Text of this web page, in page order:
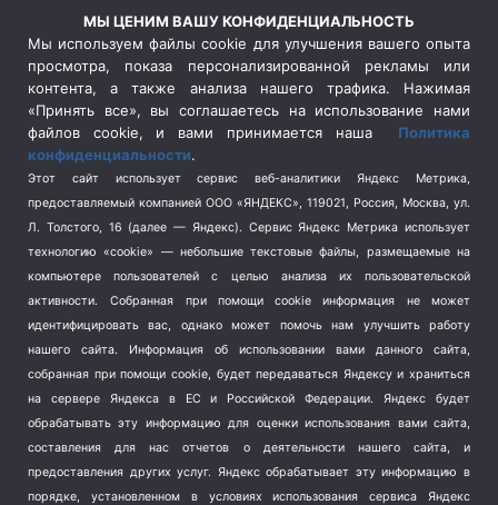
(510)
Сельское хозяйство (3)
Социальная политика
(3)
Спецоперация в Украине
Спецоперация на Украине
(404)
Спорт (740)
Терроризм (1)
Транспорт (262)
Туризм (178)
Флот (76)
Школа и спорт (2)
Экология (8)
Экономика (1172)
МЫ ЦЕНИМ ВАШУ КОНФИДЕНЦИАЛЬНОСТЬ
Мы используем файлы cookie для улучшения вашего опыта
просмотра, показа персонализированной рекламы или
контента, а также анализа нашего трафика. Нажимая
«Принять все», вы соглашаетесь на использование нами
файлов cookie, и вами принимается наша Политика
конфиденциальности.
Этот сайт использует сервис веб-аналитики Яндекс Метрика,
предоставляемый компанией ООО «ЯНДЕКС», 119021, Россия, Москва, ул.
Л. Толстого, 16 (далее — Яндекс). Сервис Яндекс Метрика использует
технологию «cookie» — небольшие текстовые файлы, размещаемые на
компьютере пользователей с целью анализа их пользовательской
активности.
Собранная при помощи cookie информация не может
идентифицировать вас, однако может помочь нам улучшить работу
нашего сайта. Информация об использовании вами данного сайта,
собранная при помощи cookie, будет передаваться Яндексу и храниться
на сервере Яндекса в ЕС и Российской Федерации. Яндекс будет
обрабатывать эту информацию для оценки использования вами сайта,
составления для нас отчетов о деятельности нашего сайта, и
предоставления других услуг. Яндекс обрабатывает эту информацию в
порядке, установленном в условиях использования сервиса Яндекс